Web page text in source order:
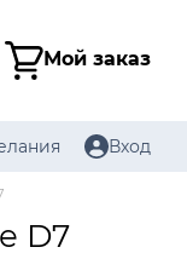
Мой заказ
Вход
D7